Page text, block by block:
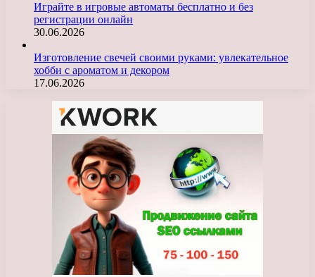
Играйте в игровые автоматы бесплатно и без
регистрации онлайн
30.06.2026
Изготовление свечей своими руками: увлекательное
хобби с ароматом и декором
17.06.2026